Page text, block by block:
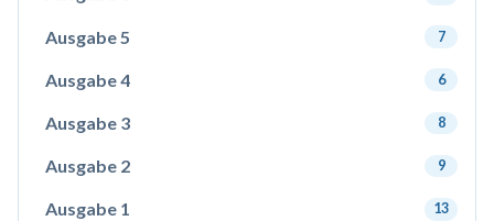
Ausgabe 5 7
Ausgabe 4 6
Ausgabe 3 8
Ausgabe 2 9
Ausgabe 1 13